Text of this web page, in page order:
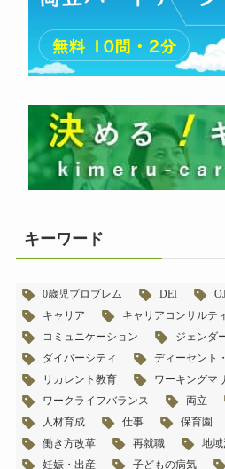
キーワード
0歳児プロブレム DEI
キャリア
キャリアコンサルテ
コミュニケーション
ジェンダ
ダイバーシティ
ディーセント
リカレント教育
ワーキングマ
ワークライフバランス
両立
人材育成
仕事 保育園
働き方改革
再就職 地
妊娠・出産
子どもの病気